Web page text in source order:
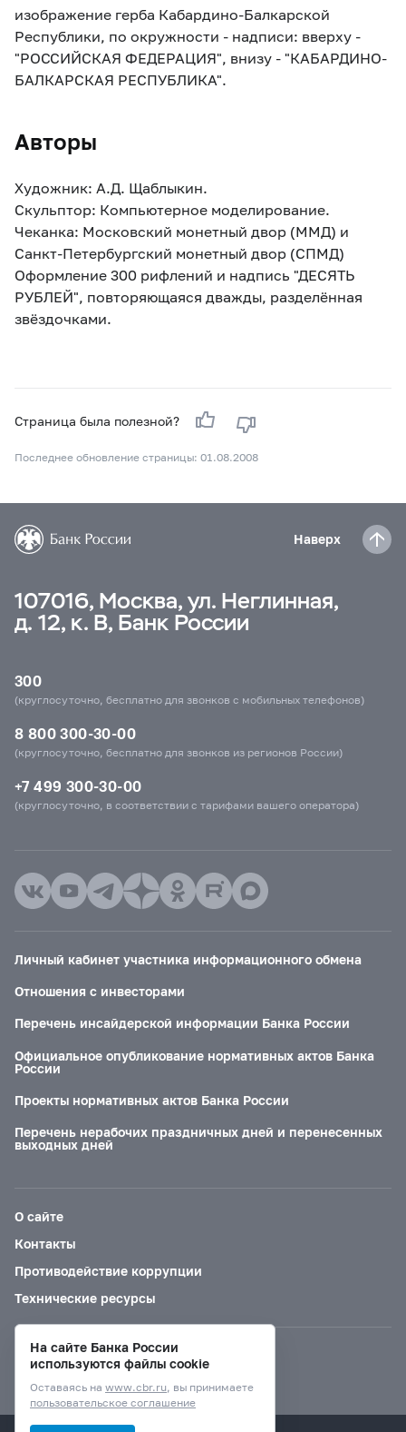
изображение герба Кабардино-Балкарской
Республики, по окружности - надписи: вверху -
"РОССИЙСКАЯ ФЕДЕРАЦИЯ", внизу - "КАБАРДИНО-
БАЛКАРСКАЯ РЕСПУБЛИКА".
Авторы
Художник: А.Д. Щаблыкин.
Скульптор: Компьютерное моделирование.
Чеканка: Московский монетный двор (ММД) и
Санкт-Петербургский монетный двор (СПМД)
Оформление 300 рифлений и надпись "ДЕСЯТЬ
РУБЛЕЙ", повторяющаяся дважды, разделённая
звёздочками.
Страница была полезной?
Последнее обновление страницы: 01.08.2008
Наверх
107016, Москва, ул. Неглинная,
д. 12, к. В, Банк России
300
(круглосуточно, бесплатно для звонков с мобильных телефонов)
8 800 300-30-00
(круглосуточно, бесплатно для звонков из регионов России)
+7 499 300-30-00
(круглосуточно, в соответствии с тарифами вашего оператора)
Личный кабинет участника информационного обмена
Отношения с инвесторами
Перечень инсайдерской информации Банка России
Официальное опубликование нормативных актов Банка
России
Проекты нормативных актов Банка России
Перечень нерабочих праздничных дней и перенесенных
выходных дней
О сайте
Контакты
Противодействие коррупции
Технические ресурсы
Версия для слабовидящих
На сайте Банка России
используются файлы cookie
Оставаясь на www.cbr.ru, вы принимаете
пользовательское соглашение